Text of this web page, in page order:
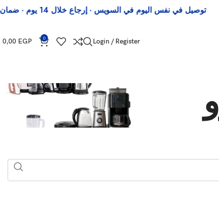
Login / Register
0
0,00 EGP
توصيل في نفس اليوم في السويس · إرجاع خلال 14 يوم · ضمان رسمي